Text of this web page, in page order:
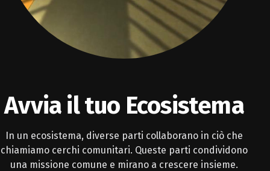
Avvia il tuo Ecosistema
In un ecosistema, diverse parti collaborano in ciò che
chiamiamo cerchi comunitari. Queste parti condividono
una missione comune e mirano a crescere insieme.